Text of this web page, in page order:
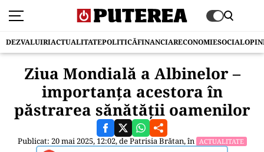
DEZVALUIRIACTUALITATEPOLITICĂFINANCIARECONOMIESOCIAL
Ziua Mondială a Albinelor –
importanța acestora în
păstrarea sănătății oamenilor
Publicat: 20 mai 2025, 12:02, dePatrisia Brătan, în ACTUALITATE